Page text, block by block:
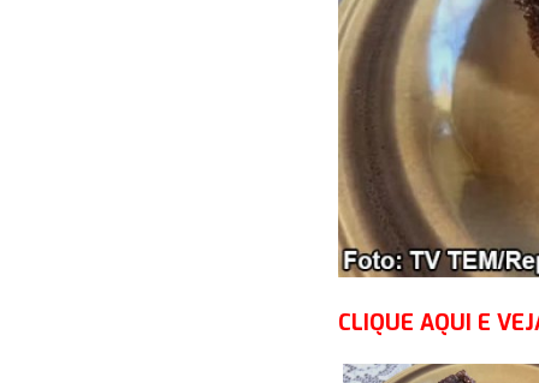
CLIQUE AQUI E